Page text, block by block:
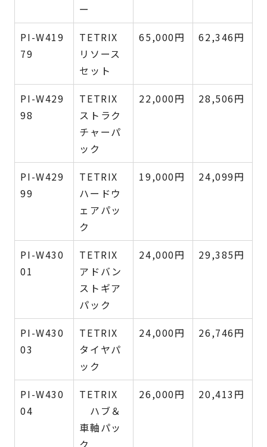
ー
PI-W419
79
TETRIX
リソース
セット
65,000円 62,346円
PI-W429
98
TETRIX
ストラク
チャーパ
ック
22,000円 28,506円
PI-W429
99
TETRIX
ハードウ
ェアパッ
ク
19,000円 24,099円
PI-W430
01
TETRIX
アドバン
ストギア
パック
24,000円 29,385円
PI-W430
03
TETRIX
タイヤパ
ック
24,000円 26,746円
PI-W430
04
TETRIX
ハブ＆
車軸パッ
ク
26,000円 20,413円